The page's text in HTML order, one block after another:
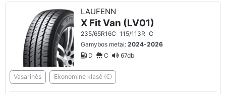
LAUFENN
X Fit Van (LV01)
235/65R16C 115/113R C
Gamybos metai:2024-2026
D
C 67db
Vasarinės Ekonominė klasė (€)